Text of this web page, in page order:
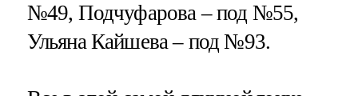
№49, Подчуфарова – под №55,
Ульяна Кайшева – под №93.